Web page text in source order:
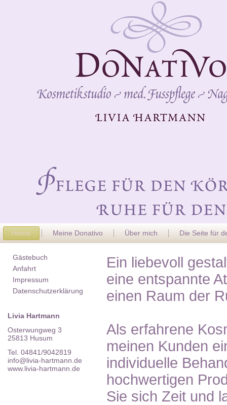
Home Meine Donativo Über mich Die Seite für
Gästebuch
Anfahrt
Impressum
Datenschutzerklärung
Livia Hartmann
Osterwungweg 3
25813 Husum
Tel. 04841/9042819
info@livia-hartmann.de
www.livia-hartmann.de
Ein liebevoll
eine entspannte
einen Raum der
Als erfahrene
meinen Kunden
individuelle
hochwertigen
Sie sich Zeit und